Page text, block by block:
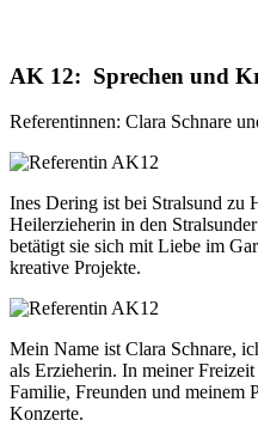
AK 12: Sprechen und
Referentinnen: Clara Schnare
Ines Dering ist bei Stralsund zu
Heilerzieherin in den
betätigt sie sich mit Liebe im
kreative Projekte.
Mein Name ist Clara Schnare,
als Erzieherin. In meiner
Familie, Freunden und meinem
Konzerte.